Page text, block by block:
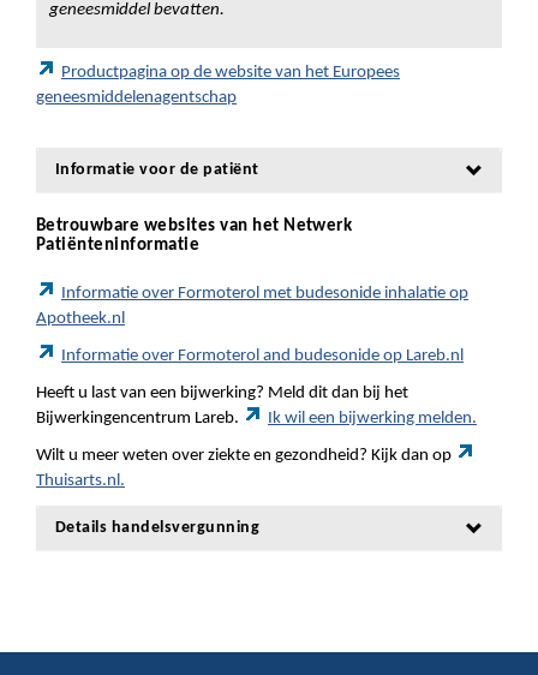
geneesmiddel bevatten.
Productpagina op de website van het Europees
geneesmiddelenagentschap
Informatie voor de patiënt
Betrouwbare websites van het Netwerk
Patiënteninformatie
Informatie over Formoterol met budesonide inhalatie op
Apotheek.nl
Informatie over Formoterol and budesonide op Lareb.nl
Heeft u last van een bijwerking? Meld dit dan bij het
Bijwerkingencentrum Lareb.
Ik wil een bijwerking melden.
Wilt u meer weten over ziekte en gezondheid? Kijk dan op
Thuisarts.nl.
Details handelsvergunning